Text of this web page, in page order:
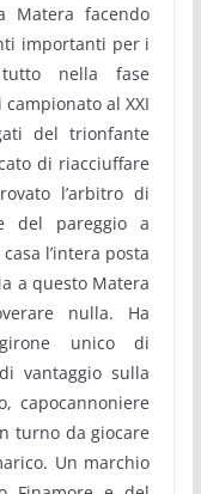
Matera facendo
importanti per i
nella fase
al XXI
del trionfante
di riacciuffare
l’arbitro di
del pareggio a
l’intera posta
a questo Matera
nulla. Ha
girone unico di
vantaggio sulla
capocannoniere
turno da giocare
Un marchio